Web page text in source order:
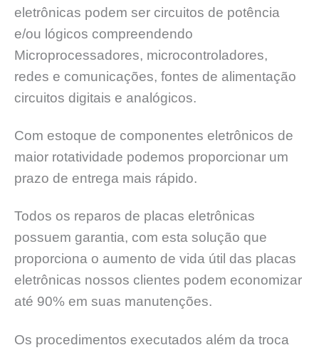
eletrônicas podem ser circuitos de potência
e/ou lógicos compreendendo
Microprocessadores, microcontroladores,
redes e comunicações, fontes de alimentação
circuitos digitais e analógicos.
Com estoque de componentes eletrônicos de
maior rotatividade podemos proporcionar um
prazo de entrega mais rápido.
Todos os reparos de placas eletrônicas
possuem garantia, com esta solução que
proporciona o aumento de vida útil das placas
eletrônicas nossos clientes podem economizar
até 90% em suas manutenções.
Os procedimentos executados além da troca